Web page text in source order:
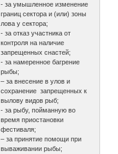
- за умышленное изменение
границ сектора и (или) зоны
лова у сектора;
- за отказ участника от
контроля на наличие
запрещенных снастей;
- за намеренное багрение
рыбы;
– за внесение в улов и
сохранение запрещенных к
вылову видов рыб;
- за рыбу, пойманную во
время приостановки
фестиваля;
– за принятие помощи при
вываживании рыбы;